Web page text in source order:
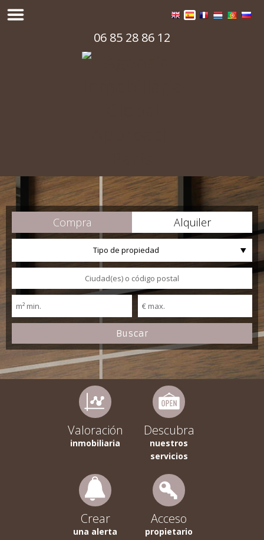
06 85 28 86 12
Compra Alquiler
Tipo de propiedad
Valoración
inmobiliaria
Descubra
nuestros
servicios
Crear
una alerta
Acceso
propietario